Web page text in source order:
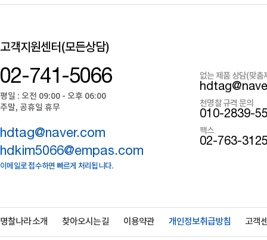
고객지원센터(모든상담)
02-741-5066
평일 : 오전 09:00 - 오후 06:00
주말, 공휴일 휴무
hdtag@naver.com
hdkim5066@empas.com
이메일로 접수하면 빠르게 처리됩니다.
없는 제품 상담(맞춤
천명찰 규격 문의
010-2839-
팩스
02-763-
명찰나라 소개 찾아오시는 길 이용약관 개인정보취급방침 고객